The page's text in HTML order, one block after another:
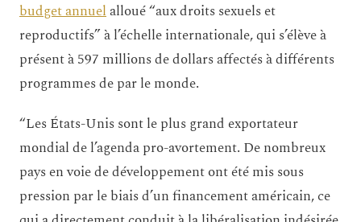
budget annuelalloué “aux droits sexuels et
reproductifs” à l’échelle internationale, qui s’élève à
présent à 597 millions de dollars affectés à différents
programmes de par le monde.
“Les États-Unis sont le plus grand exportateur
mondial de l’agenda pro-avortement. De nombreux
pays en voie de développement ont été mis sous
pression par le biais d’un financement américain, ce